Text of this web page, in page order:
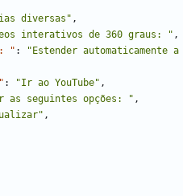
diversas" ,
interativos de 360 graus: " ,
" :
"Estender automaticamente
: "Ir ao YouTube" ,
as seguintes opções: " ,
,